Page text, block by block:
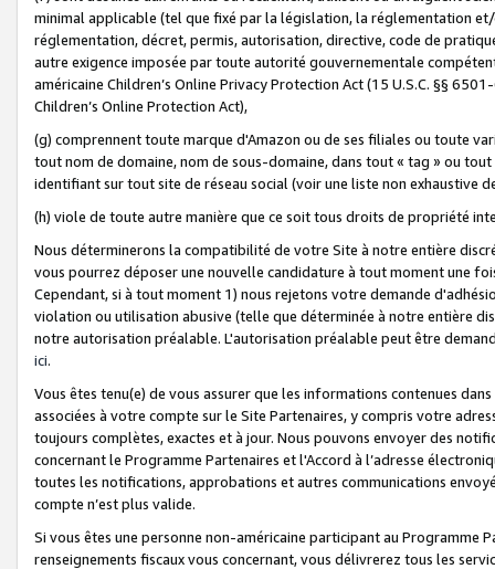
minimal applicable (tel que fixé par la législation, la réglementation
réglementation, décret, permis, autorisation, directive, code de
autre exigence imposée par toute autorité gouvernementale
américaine Children’s Online Privacy Protection Act (15 U.S.C. §§
Children’s Online Protection Act),
(g) comprennent toute marque d'Amazon ou de ses filiales ou toute
tout nom de domaine, nom de sous-domaine, dans tout « tag » ou
identifiant sur tout site de réseau social (voir une liste non exhaustive
(h) viole de toute autre manière que ce soit tous droits de propriété
Nous déterminerons la compatibilité de votre Site à notre entière
vous pourrez déposer une nouvelle candidature à tout moment une
Cependant, si à tout moment 1) nous rejetons votre demande
violation ou utilisation abusive (telle que déterminée à notre entière
notre autorisation préalable. L'autorisation préalable peut être
ici.
Vous êtes tenu(e) de vous assurer que les informations contenues
associées à votre compte sur le Site Partenaires, y compris votre
toujours complètes, exactes et à jour. Nous pouvons envoyer des
concernant le Programme Partenaires et l'Accord à l’adresse
toutes les notifications, approbations et autres communications
compte n’est plus valide.
Si vous êtes une personne non-américaine participant au
renseignements fiscaux vous concernant, vous délivrerez tous les